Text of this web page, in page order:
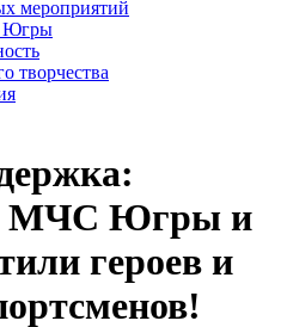
мероприятий
Югры
творчества
МЧС Югры и
героев и